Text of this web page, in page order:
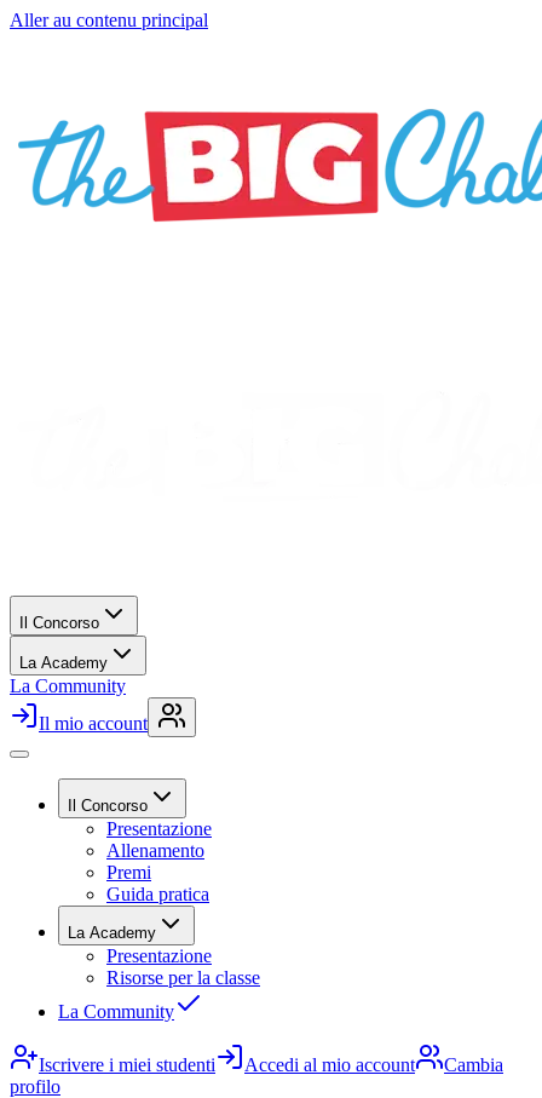
Aller au contenu principal
Il Concorso
La Academy
La Community
Il mio account
Il Concorso
Presentazione
Allenamento
Premi
Guida pratica
La Academy
Presentazione
Risorse per la classe
La Community
Iscrivere i miei studenti Accedi al mio account
Cambia
profilo